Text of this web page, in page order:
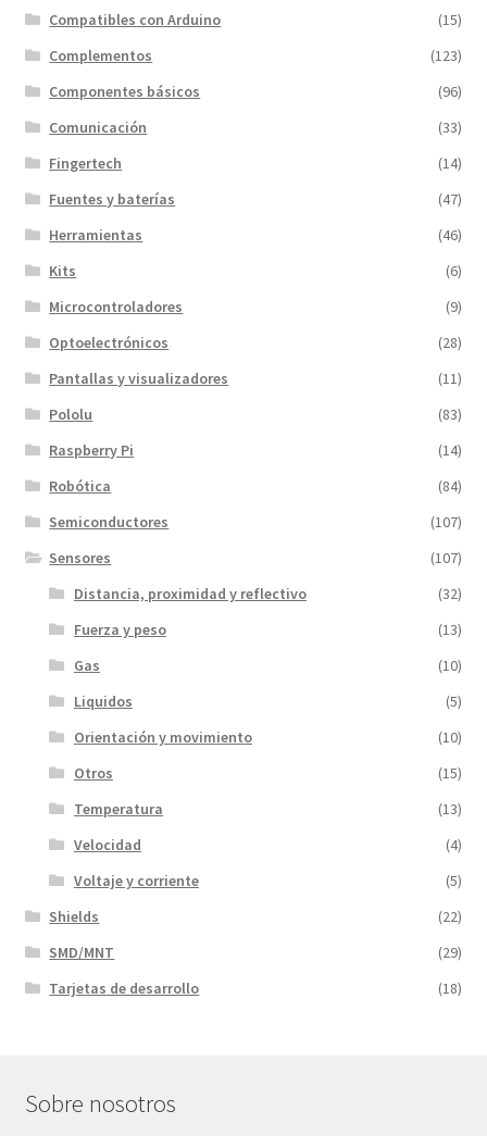
Compatibles con Arduino
(15)
Complementos
(123)
Componentes básicos
(96)
Comunicación
(33)
Fingertech
(14)
Fuentes y baterías
(47)
Herramientas
(46)
Kits
(6)
Microcontroladores
(9)
Optoelectrónicos
(28)
Pantallas y visualizadores
(11)
Pololu
(83)
Raspberry Pi
(14)
Robótica
(84)
Semiconductores
(107)
Sensores
(107)
Distancia, proximidad y reflectivo
(32)
Fuerza y peso
(13)
Gas
(10)
Liquidos
(5)
Orientación y movimiento
(10)
Otros
(15)
Temperatura
(13)
Velocidad
(4)
Voltaje y corriente
(5)
Shields
(22)
SMD/MNT
(29)
Tarjetas de desarrollo
(18)
Sobre nosotros